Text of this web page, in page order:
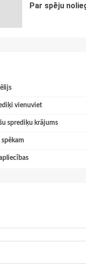
Par spēju
vienuviet
sprediķu krājums
spēkam